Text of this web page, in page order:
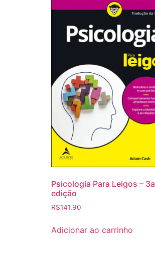
Psicologia Para Leigos – 3a
edição
R$141.90
Adicionar ao carrinho